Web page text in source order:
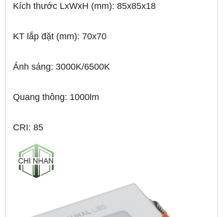
Kích thước LxWxH (mm): 85x85x18
KT lắp đặt (mm): 70x70
Ánh sáng: 3000K/6500K
Quang thông: 1000lm
CRI: 85